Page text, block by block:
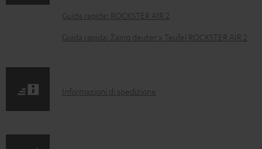
e
n
s
Guida rapida: ROCKSTER AIR 2
Guida rapida: Zaino deuter x Teufel ROCKSTER AIR 2
IInformazioni di spedizione